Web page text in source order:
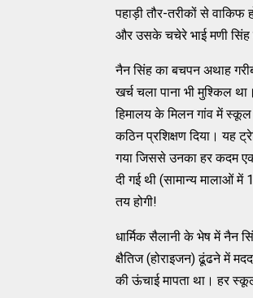
पहाड़ी तौर-तरीकों से वाकिफ
और उसके चचेरे भाई मणी सिंह
नैन सिंह का बचपन अथाह
खर्च चला पाना भी मुश्किल
हिमालय के मिलन गांव में स्कूल
कठिन प्रशिक्षण दिया। यह
गया जिससे उनका हर कदम एक
दी गई थी (सामान्य मालाओं
तय होगी!
धार्मिक सैलानी के भेष में नैन
क्षैतिज (होराइजन) ढूंढने में
की ऊंचाई मापता था। हर